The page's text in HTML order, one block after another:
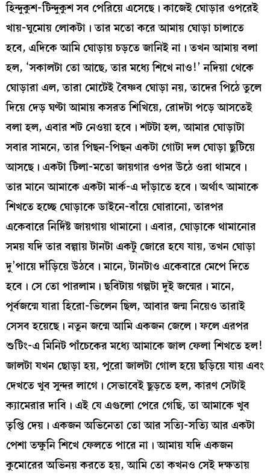
হিন্দুকুশ-টিন্দুকুশ সব পেরিয়ে এসেছে। কাজেই ঘোড়ার ওপরেই
খায়-ঘুমোয় লোকটা। তার মতো করে আমায় ঘোড়া চালাতে
হবে, এদিকে আমি ঘোড়ায় চড়তে জানিই না। তখন আমায় বলা
হল, ‘সকালটা তো আছে, তার মধ্যে শিখে নাও!’ নদিয়া থেকে
ঘোড়ারা এল, তারা মোটেই বৈষ্ণব ঘোড়া নয়, তাদের পিঠে তুলে
দিয়ে দেড় ঘণ্টা আমায় কসরত শিখিয়ে, রোদটা পড়ে আসতেই
বলা হল, এবার শট নেওয়া হবে। শটটা হল, আমার ঘোড়াটা
সবার সামনে, তার পিছন-পিছন একটা গোটা দল ঘোড়া ছুটিয়ে
আসছে। একটা টিলা-মতো জায়গার ওপর উঠে ওরা থামবে।
তার মানে আমাকে একটা মার্ক-এ দাঁড়াতে হবে। অর্থাৎ আমাকে
শিখতে হচ্ছে ঘোড়াকে ডাইনে-বাঁয়ে ঘোরানো, তারপর
একেবারে নির্দিষ্ট জায়গায় থামানো। এবার, ঘোড়াকে থামানোর
সময় যদি তার বল্গায় টানটা একটু জোরে হযে যায়, তখন ঘোড়া
দু’পায়ে দাঁড়িয়ে উঠবে। মানে, টানটাও একেবারে মেপে দিতে
হবে। সে তো পারলাম। ছবিটায় গল্পটা দুই জন্মের। মানে,
পূর্বজন্মে যারা হিরো-ভিলেন ছিল, আবার জন্ম নিয়েও তারাই
সেসব হয়েছে। নতুন জন্মে আমি একজন জেলে। ফলে এরপর
শুটিং-এ মিনিট পাঁচেকের মধ্যে আমাকে জাল ফেলা শিখতে হল!
জালটা যখন ছোড়া হয়, পুরো জালটা গোল হয়ে ছড়িয়ে যায় এবং
দেখতে খুব সুন্দর লাগে। সেভাবেই ছুড়তে হল, কারণ সেটাই
ক্যামেরার দাবি। এই যে এগুলো পেরে গেছি, তা আমাকে খুব
তৃপ্তি দেয়। একজন অভিনেতা তো আর সত্যি-সত্যি আর একটা
পেশা তক্ষুনি শিখে ফেলতে পারে না। আমায় যদি একজন
কুমোরের অভিনয় করতে হয়, আমি তো কখনও সেই দক্ষতায়